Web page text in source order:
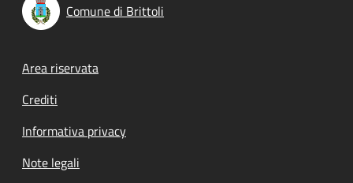
Comune di Brittoli
Footer menu
Area riservata
Crediti
Informativa privacy
Note legali